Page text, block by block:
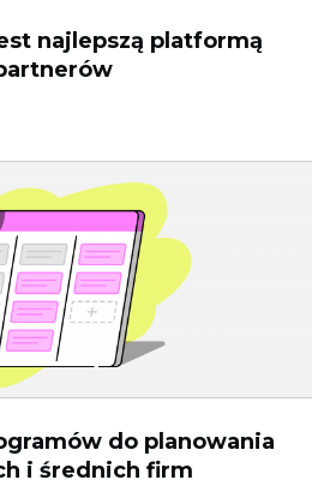
najlepszą platformą
do planowania
i średnich firm